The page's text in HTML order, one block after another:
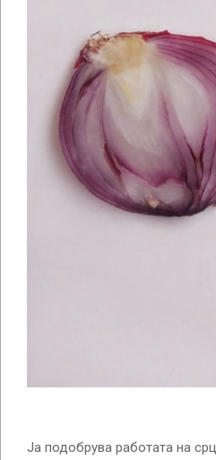
Ја подобрува работата на